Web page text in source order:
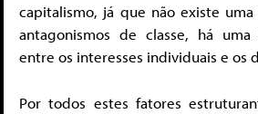
capitalismo, já que não existe
antagonismos de classe, há uma
entre os interesses individuais e os
Por todos estes fatores